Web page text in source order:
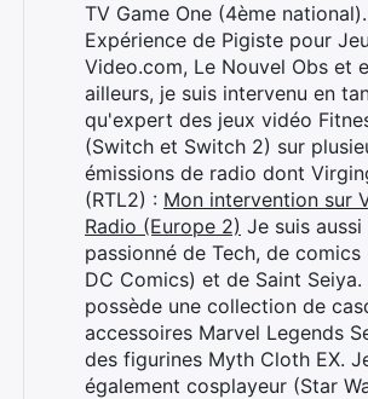
TV Game One (4ème national).
Expérience de Pigiste pour
Video.com, Le Nouvel Obs et
ailleurs, je suis intervenu en
qu'expert des jeux vidéo
(Switch et Switch 2) sur
émissions de radio dont
(RTL2) : Mon intervention sur
Radio (Europe 2) Je suis aussi
passionné de Tech, de comics
DC Comics) et de Saint Seiya.
possède une collection de
accessoires Marvel Legends
des figurines Myth Cloth EX.
également cosplayeur (Star